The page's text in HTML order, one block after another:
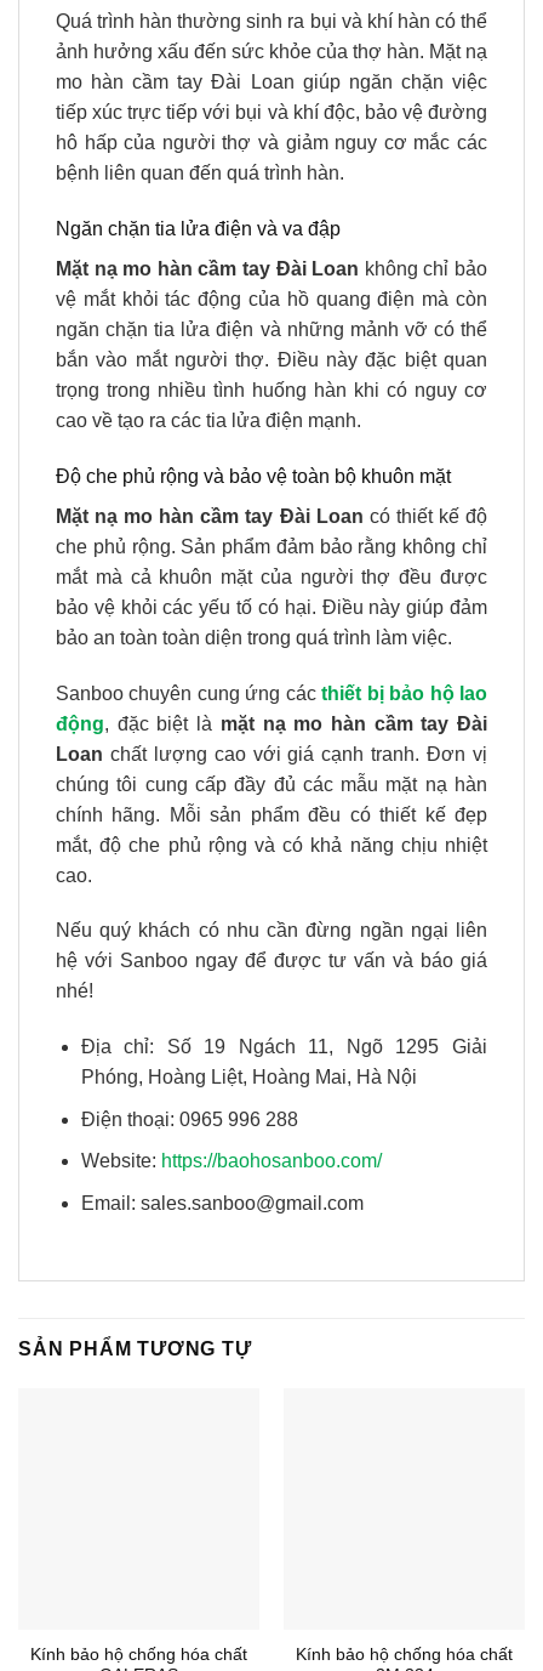
Quá trình hàn thường sinh ra bụi và khí hàn có thể
ảnh hưởng xấu đến sức khỏe của thợ hàn. Mặt nạ
mo hàn cầm tay Đài Loan giúp ngăn chặn việc
tiếp xúc trực tiếp với bụi và khí độc, bảo vệ đường
hô hấp của người thợ và giảm nguy cơ mắc các
bệnh liên quan đến quá trình hàn.
Ngăn chặn tia lửa điện và va đập
Mặt nạ mo hàn cầm tay Đài Loan không chỉ bảo
vệ mắt khỏi tác động của hồ quang điện mà còn
ngăn chặn tia lửa điện và những mảnh vỡ có thể
bắn vào mắt người thợ. Điều này đặc biệt quan
trọng trong nhiều tình huống hàn khi có nguy cơ
cao về tạo ra các tia lửa điện mạnh.
Độ che phủ rộng và bảo vệ toàn bộ khuôn mặt
Mặt nạ mo hàn cầm tay Đài Loan có thiết kế độ
che phủ rộng. Sản phẩm đảm bảo rằng không chỉ
mắt mà cả khuôn mặt của người thợ đều được
bảo vệ khỏi các yếu tố có hại. Điều này giúp đảm
bảo an toàn toàn diện trong quá trình làm việc.
Sanboo chuyên cung ứng cácthiết bị bảo hộ lao
động, đặc biệt là mặt nạ mo hàn cầm tay Đài
Loan chất lượng cao với giá cạnh tranh. Đơn vị
chúng tôi cung cấp đầy đủ các mẫu mặt nạ hàn
chính hãng. Mỗi sản phẩm đều có thiết kế đẹp
mắt, độ che phủ rộng và có khả năng chịu nhiệt
cao.
Nếu quý khách có nhu cần đừng ngần ngại liên
hệ với Sanboo ngay để được tư vấn và báo giá
nhé!
Địa chỉ: Số 19 Ngách 11, Ngõ 1295 Giải
Phóng, Hoàng Liệt, Hoàng Mai, Hà Nội
Điện thoại: 0965 996 288
Website: https://baohosanboo.com/
Email: sales.sanboo@gmail.com
SẢN PHẨM TƯƠNG TỰ
Kính bảo hộ chống hóa chất
Kính bảo hộ chống hóa chất